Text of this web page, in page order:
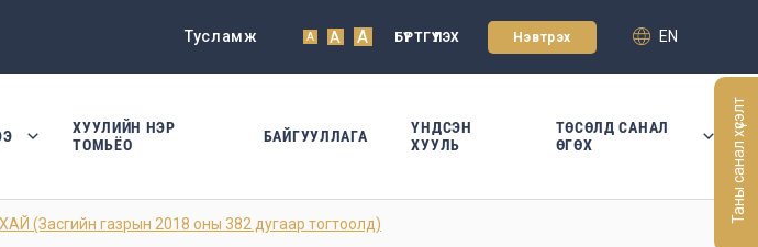
Тусламж A A A БҮРТГҮҮЛЭХ Нэвтрэх EN
ХУУЛИЙН НЭР
ТОМЬЁО
БАЙГУУЛЛАГА
ҮНДСЭН
ХУУЛЬ
ТӨСӨЛД САНАЛ
ӨГӨХ
газрын 2018 оны 382 дугаар тогтоолд) Таны санал хүсэлт